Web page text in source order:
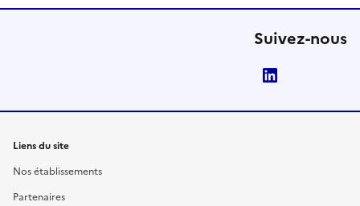
Suivez-nous
Liens du site
Nos établissements
Partenaires